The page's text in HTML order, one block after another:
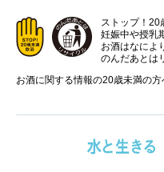
ストップ！20
妊娠中や授乳
お酒はなによ
のんだあとは
お酒に関する情報の20歳未満の